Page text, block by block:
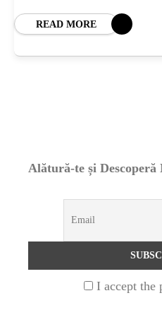
READ MORE
Alătură-te și
I accept the
UNCATEGORIZED
Pământului: Mit